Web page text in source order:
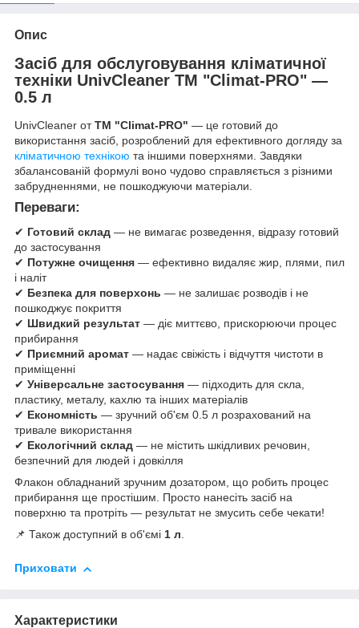
Опис
Засіб для обслуговування кліматичної
техніки UnivCleaner ТМ "Climat-PRO" —
0.5 л
UnivCleaner отТМ "Climat-PRO" — це готовий до
використання засіб, розроблений для ефективного догляду за
кліматичною технікою та іншими поверхнями. Завдяки
збалансованій формулі воно чудово справляється з різними
забрудненнями, не пошкоджуючи матеріали.
Переваги:
✔ Готовий склад — не вимагає розведення, відразу готовий
до застосування
✔ Потужне очищення — ефективно видаляє жир, плями, пил
і наліт
✔ Безпека для поверхонь — не залишає розводів і не
пошкоджує покриття
✔ Швидкий результат — діє миттєво, прискорюючи процес
прибирання
✔ Приємний аромат — надає свіжість і відчуття чистоти в
приміщенні
✔ Універсальне застосування — підходить для скла,
пластику, металу, кахлю та інших матеріалів
✔ Економність — зручний об'єм 0.5 л розрахований на
тривале використання
✔ Екологічний склад — не містить шкідливих речовин,
безпечний для людей і довкілля
Флакон обладнаний зручним дозатором, що робить процес
прибирання ще простішим. Просто нанесіть засіб на
поверхню та протріть — результат не змусить себе чекати!
📌 Також доступний в об'ємі 1 л.
Приховати
Характеристики